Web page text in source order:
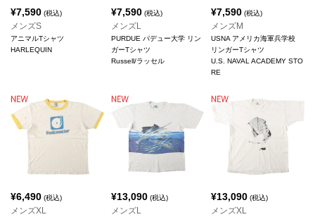
¥7,590 (税込)
メンズS
アニマルTシャツ
HARLEQUIN
¥7,590(税込)
メンズL
PURDUE パデュー大学 リン
ガーTシャツ
Russell/ラッセル
¥7,590 (税込)
メンズM
USNA アメリカ海軍兵学校
リンガーTシャツ
U.S. NAVAL ACADEMY STO
RE
¥6,490 (税込)
メンズXL
¥13,090(税込)
メンズL
¥13,090 (税込)
メンズXL